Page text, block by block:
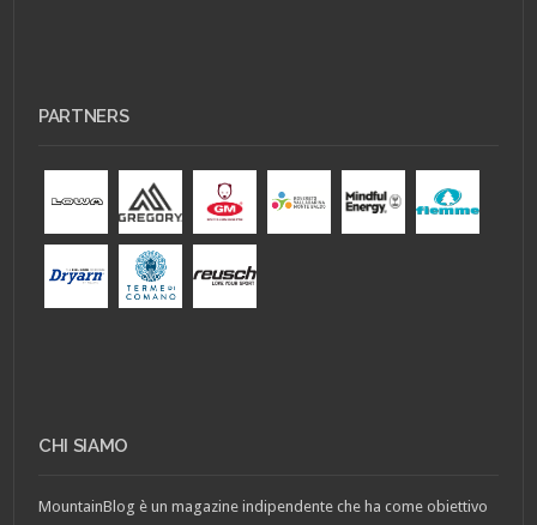
PARTNERS
CHI SIAMO
MountainBlog è un magazine indipendente che ha come obiettivo